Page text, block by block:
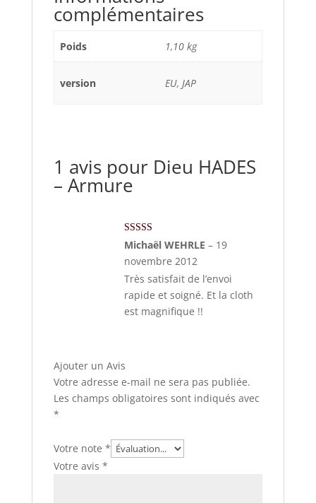
complémentaires
Poids 1,10 kg
version EU, JAP
1 avis pour Dieu HADES
– Armure
Note5sur 5
Michaël WEHRLE – 19
novembre 2012
Très satisfait de l’envoi
rapide et soigné. Et la cloth
est magnifique !!
Ajouter un Avis
Votre adresse e-mail ne sera pas publiée.
Les champs obligatoires sont indiqués avec
*
Votre note *
Votre avis *